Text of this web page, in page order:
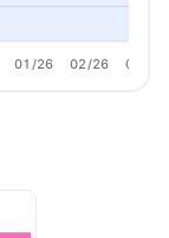
01/26 02/26 03/26